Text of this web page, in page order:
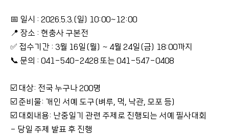
📅 일시 : 2026.5.3.(일) 10:00~12:00
📍 장소 : 현충사 구본전
✅ 접수기간 : 3월 16일(월) ~ 4월 24일(금) 18:00까지
📞 문의 : 041-540-2428 또는 041-547-0408
☑️ 대상: 전국 누구나 200명
☑️ 준비물: 개인 서예 도구(벼루, 먹, 낙관, 모포 등)
☑️ 대회내용: 난중일기 관련 주제로 진행되는 서예 필사대회
- 당일 주제 발표 후 진행